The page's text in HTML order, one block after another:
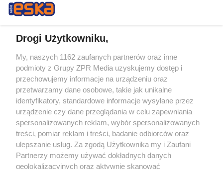
Żaden utwór zamieszczony w serwisie nie może być powielany i
rozpowszechniany lub dalej rozpowszechniany w jakikolwiek sposób (w
tym także elektroniczny lub mechaniczny) na jakimkolwiek polu
eksploatacji w jakiejkolwiek formie, włącznie z umieszczaniem w
Internecie bez pisemnej zgody właściciela praw. Jakiekolwiek użycie lub
wykorzystanie utworów w całości lub w części z naruszeniem prawa,
tzn. bez właściwej zgody, jest zabronione pod groźbą kary i może być
ścigane prawnie.
Drogi Użytkowniku,
My, naszych 1162 zaufanych partnerów oraz inne
podmioty z Grupy ZPR Media uzyskujemy dostęp i
przechowujemy informacje na urządzeniu oraz
przetwarzamy dane osobowe, takie jak unikalne
identyfikatory, standardowe informacje wysyłane przez
urządzenie czy dane przeglądania w celu zapewniania
spersonalizowanych reklam, wybór spersonalizowanych
treści, pomiar reklam i treści, badanie odbiorców oraz
ulepszanie usług. Za zgodą Użytkownika my i Zaufani
Partnerzy możemy używać dokładnych danych
geolokalizacyjnych oraz aktywnie skanować